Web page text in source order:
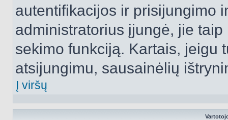
autentifikacijos ir prisijungimo
administratorius įjungė, jie
sekimo funkciją. Kartais, jeigu
atsijungimu, sausainėlių
Į viršų